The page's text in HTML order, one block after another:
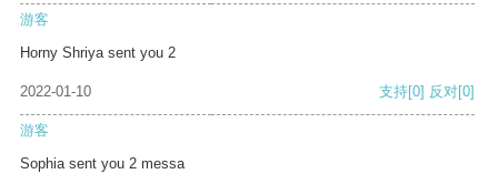
游客
Horny Shriya sent you 2
2022-01-10 支持[0] 反对[0]
游客
Sophia sent you 2 messa